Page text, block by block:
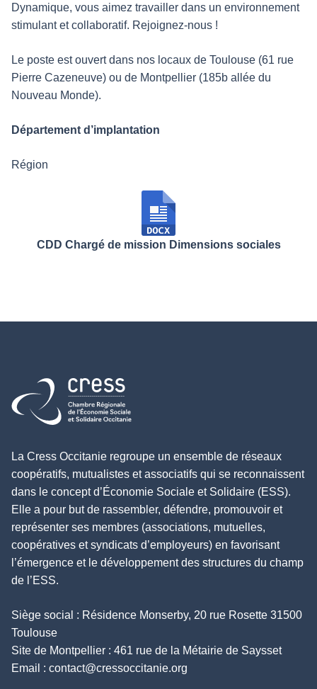
Dynamique, vous aimez travailler dans un environnement
stimulant et collaboratif. Rejoignez-nous !
Le poste est ouvert dans nos locaux de Toulouse (61 rue
Pierre Cazeneuve) ou de Montpellier (185b allée du
Nouveau Monde).
Département d’implantation
Région
CDD Chargé de mission Dimensions sociales
Retour à l'accueil
La Cress Occitanie regroupe un ensemble de réseaux
coopératifs, mutualistes et associatifs qui se reconnaissent
dans le concept d’Économie Sociale et Solidaire (ESS).
Elle a pour but de rassembler, défendre, promouvoir et
représenter ses membres (associations, mutuelles,
coopératives et syndicats d’employeurs) en favorisant
l’émergence et le développement des structures du champ
de l’ESS.
Siège social : Résidence Monserby, 20 rue Rosette 31500
Toulouse
Site de Montpellier : 461 rue de la Métairie de Saysset
Email : contact@cressoccitanie.org